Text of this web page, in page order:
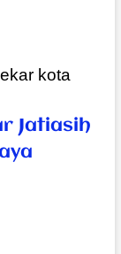
Jatiasih